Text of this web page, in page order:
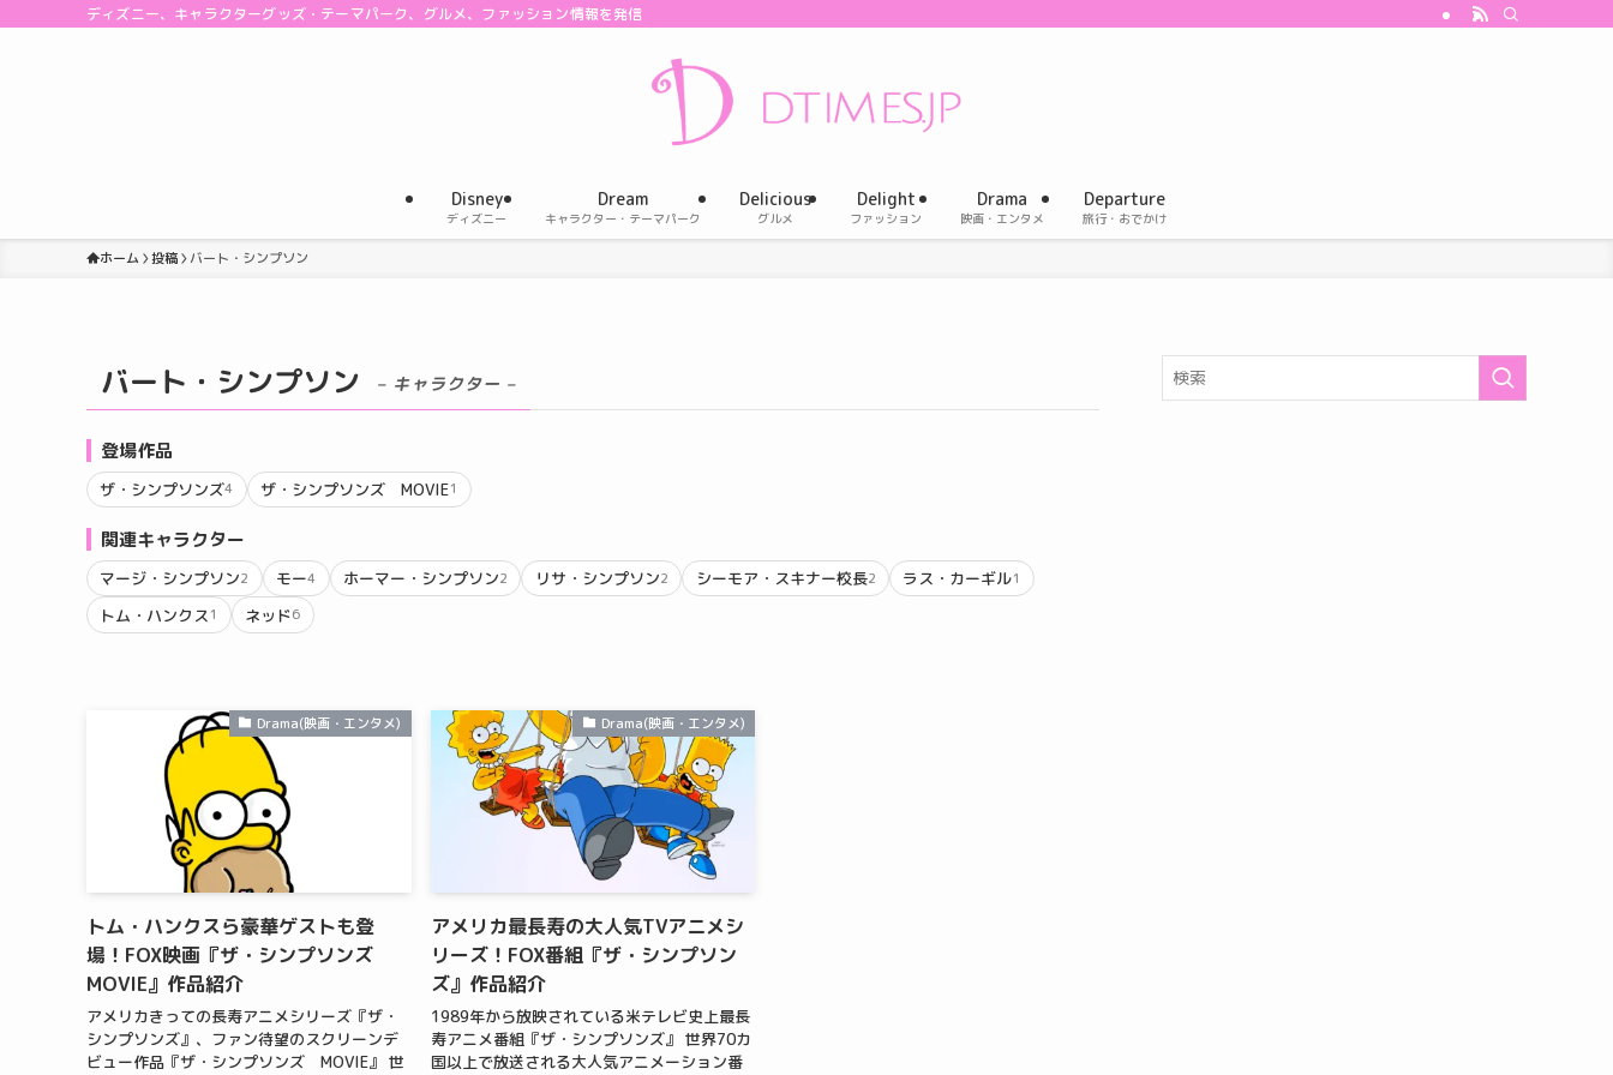
ディズニー、キャラクターグッズ・テーマパーク、グルメ、ファッション情報を発信
Disney
ディズニー
Dream
キャラクター・テーマパーク
Delicious
グルメ
Delight
ファッション
Drama
映画・エンタメ
Departure
旅行・おでかけ
ホーム 投稿 バート・シンプソン
バート・シンプソン – キャラクター –
登場作品
ザ・シンプソンズ4 ザ・シンプソンズ MOVIE1
関連キャラクター
マージ・シンプソン2 モー4 ホーマー・シンプソン2 リサ・シンプソン2 シーモア・スキナー校長2 ラス・カーギル1
トム・ハンクス1 ネッド6
Drama(映画・エンタメ)
トム・ハンクスら豪華ゲストも登
場！FOX映画『ザ・シンプソンズ
MOVIE』作品紹介
アメリカきっての長寿アニメシリーズ『ザ・
シンプソンズ』、ファン待望のスクリーンデ
ビュー作品『ザ・シンプソンズ MOVIE』 世
Drama(映画・エンタメ)
アメリカ最長寿の大人気TVアニメシ
リーズ！FOX番組『ザ・シンプソン
ズ』作品紹介
1989年から放映されている米テレビ史上最長
寿アニメ番組『ザ・シンプソンズ』 世界70カ
国以上で放送される大人気アニメーション番